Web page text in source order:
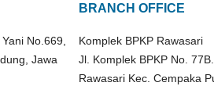
No.669,
Jawa
BRANCH OFFICE
Komplek BPKP Rawasari
Jl. Komplek BPKP No.
Rawasari Kec. Cempaka